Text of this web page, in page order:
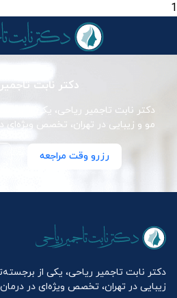
1
دکتر نابت
دکتر نابت تاجمیر ریاحی، یکی از
مو و زیبایی در تهران، تخصص
رزرو وقت مراجعه
دکتر نابت تاجمیر ریاحی، یکی از
زیبایی در تهران، تخصص ویژه‌ای در